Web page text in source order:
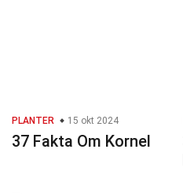
PLANTER 15 okt 2024
37 Fakta Om Kornel